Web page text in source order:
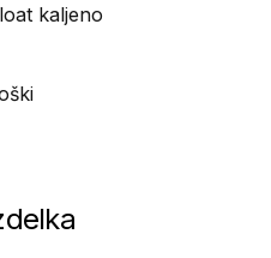
kaljeno